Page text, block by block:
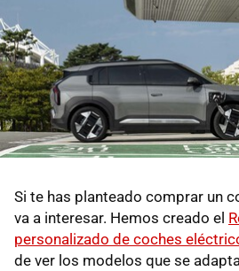
Si te has planteado comprar un
va a interesar. Hemos creado el
personalizado de coches
de ver los modelos que se